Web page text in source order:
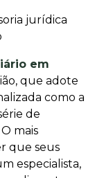
jurídica
em
que adote
como a
de
mais
que seus
especialista,